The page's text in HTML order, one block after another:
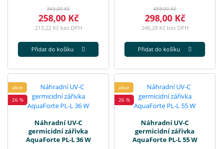
365,00 Kč
258,00 Kč
213,22 Kč bez DPH
Přidat do košíku
459,00 Kč
298,00 Kč
246,28 Kč bez DPH
Přidat do košíku
akce
26 %
Náhradní UV-C
germicidní zářivka
AquaForte PL-L 36 W
akce
26 %
Náhradní UV-C
germicidní zářivka
AquaForte PL-L 55 W